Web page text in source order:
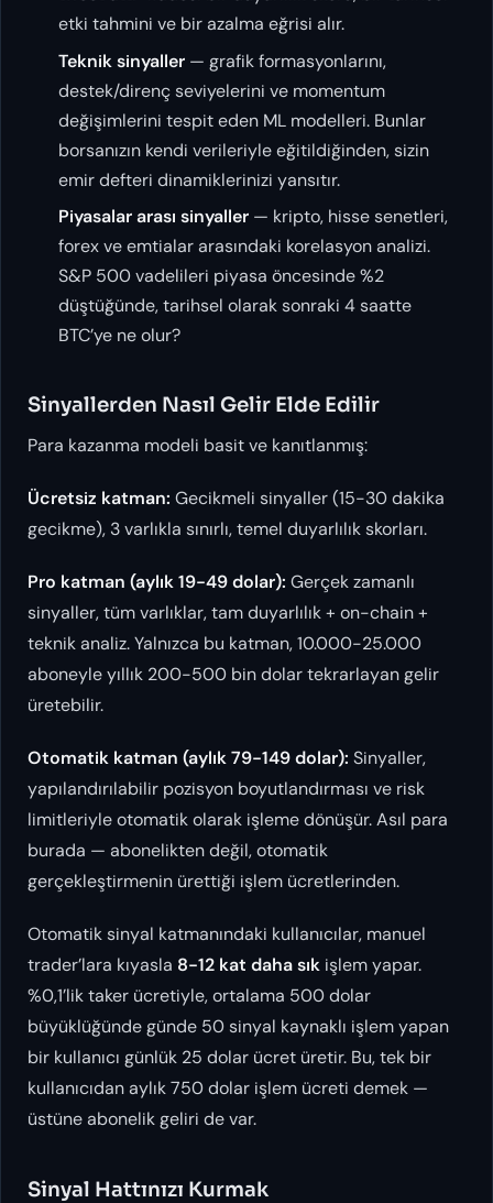
etki tahmini ve bir azalma eğrisi alır.
Teknik sinyaller — grafik formasyonlarını,
destek/direnç seviyelerini ve momentum
değişimlerini tespit eden ML modelleri. Bunlar
borsanızın kendi verileriyle eğitildiğinden, sizin
emir defteri dinamiklerinizi yansıtır.
Piyasalar arası sinyaller — kripto, hisse senetleri,
forex ve emtialar arasındaki korelasyon analizi.
S&P 500 vadelileri piyasa öncesinde %2
düştüğünde, tarihsel olarak sonraki 4 saatte
BTC’ye ne olur?
Sinyallerden Nasıl Gelir Elde Edilir
Para kazanma modeli basit ve kanıtlanmış:
Ücretsiz katman: Gecikmeli sinyaller (15-30 dakika
gecikme), 3 varlıkla sınırlı, temel duyarlılık skorları.
Pro katman (aylık 19-49 dolar): Gerçek zamanlı
sinyaller, tüm varlıklar, tam duyarlılık + on-chain +
teknik analiz. Yalnızca bu katman, 10.000-25.000
aboneyle yıllık 200-500 bin dolar tekrarlayan gelir
üretebilir.
Otomatik katman (aylık 79-149 dolar): Sinyaller,
yapılandırılabilir pozisyon boyutlandırması ve risk
limitleriyle otomatik olarak işleme dönüşür. Asıl para
burada — abonelikten değil, otomatik
gerçekleştirmenin ürettiği işlem ücretlerinden.
Otomatik sinyal katmanındaki kullanıcılar, manuel
trader’lara kıyasla 8-12 kat daha sık işlem yapar.
%0,1’lik taker ücretiyle, ortalama 500 dolar
büyüklüğünde günde 50 sinyal kaynaklı işlem yapan
bir kullanıcı günlük 25 dolar ücret üretir. Bu, tek bir
kullanıcıdan aylık 750 dolar işlem ücreti demek —
üstüne abonelik geliri de var.
Sinyal Hattınızı Kurmak